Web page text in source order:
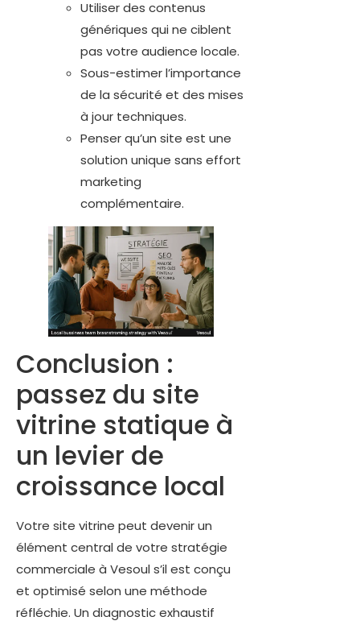
Utiliser des contenus
génériques qui ne ciblent
pas votre audience locale.
Sous-estimer l’importance
de la sécurité et des mises
à jour techniques.
Penser qu’un site est une
solution unique sans effort
marketing
complémentaire.
Conclusion :
passez du site
vitrine statique à
un levier de
croissance local
Votre site vitrine peut devenir un
élément central de votre stratégie
commerciale à Vesoul s’il est conçu
et optimisé selon une méthode
réfléchie. Un diagnostic exhaustif